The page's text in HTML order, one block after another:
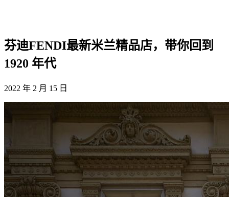
芬迪FENDI最新米兰精品店，带你回到
1920 年代
2022 年 2 月 15 日